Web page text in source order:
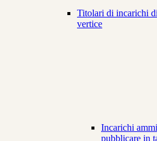
Titolari di incarichi
vertice
Incarichi
pubblicare in